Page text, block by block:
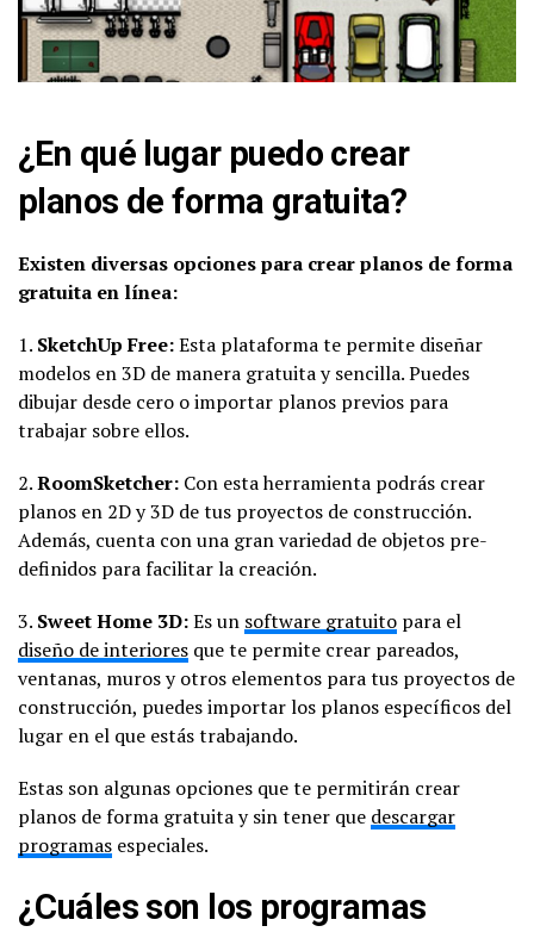
¿En qué lugar puedo crear
planos de forma gratuita?
Existen diversas opciones para crear planos de forma
gratuita en línea:
1. SketchUp Free:Esta plataforma te permite diseñar
modelos en 3D de manera gratuita y sencilla. Puedes
dibujar desde cero o importar planos previos para
trabajar sobre ellos.
2.RoomSketcher: Con esta herramienta podrás crear
planos en 2D y 3D de tus proyectos de construcción.
Además, cuenta con una gran variedad de objetos pre-
definidos para facilitar la creación.
3. Sweet Home 3D:Es un software gratuito para el
diseño de interiores que te permite crear pareados,
ventanas, muros y otros elementos para tus proyectos de
construcción, puedes importar los planos específicos del
lugar en el que estás trabajando.
Estas son algunas opciones que te permitirán crear
planos de forma gratuita y sin tener que descargar
programas especiales.
¿Cuáles son los programas